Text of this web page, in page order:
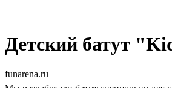
Детский батут
funarena.ru